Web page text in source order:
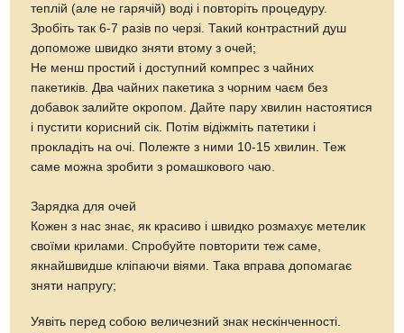
теплій (але не гарячій) воді і повторіть процедуру.
Зробіть так 6-7 разів по черзі. Такий контрастний душ
допоможе швидко зняти втому з очей;
Не менш простий і доступний компрес з чайних
пакетиків. Два чайних пакетика з чорним чаєм без
добавок залийте окропом. Дайте пару хвилин настоятися
і пустити корисний сік. Потім відіжміть патетики і
прокладіть на очі. Полежте з ними 10-15 хвилин. Теж
саме можна зробити з ромашкового чаю.
Зарядка для очей
Кожен з нас знає, як красиво і швидко розмахує метелик
своїми крилами. Спробуйте повторити теж саме,
якнайшвидше кліпаючи віями. Така вправа допомагає
зняти напругу;
Уявіть перед собою величезний знак нескінченності.